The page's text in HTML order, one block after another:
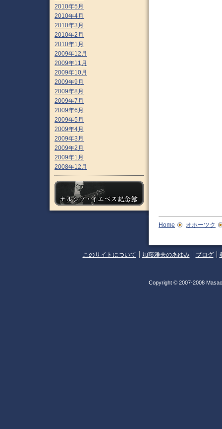
2010年5月
2010年4月
2010年3月
2010年2月
2010年1月
2009年12月
2009年11月
2009年10月
2009年9月
2009年8月
2009年7月
2009年6月
2009年5月
2009年4月
2009年3月
2009年2月
2009年1月
2008年12月
Home オホーツク
このサイトについて 加藤雅夫のあゆみ ブログ
Copyright © 2007-2008